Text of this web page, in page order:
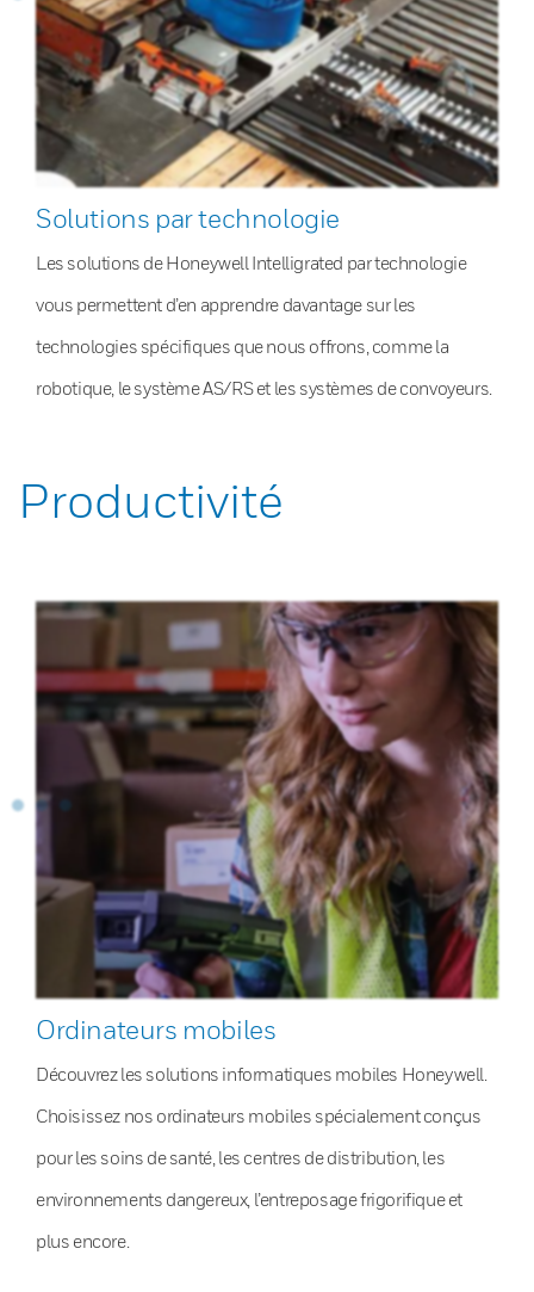
Solutions par technologie
Les solutions de Honeywell Intelligrated par technologie
vous permettent d’en apprendre davantage sur les
technologies spécifiques que nous offrons, comme la
robotique, le système AS/RS et les systèmes de convoyeurs.
Productivité
Ordinateurs mobiles
Découvrez les solutions informatiques mobiles Honeywell.
Choisissez nos ordinateurs mobiles spécialement conçus
pour les soins de santé, les centres de distribution, les
environnements dangereux, l’entreposage frigorifique et
plus encore.